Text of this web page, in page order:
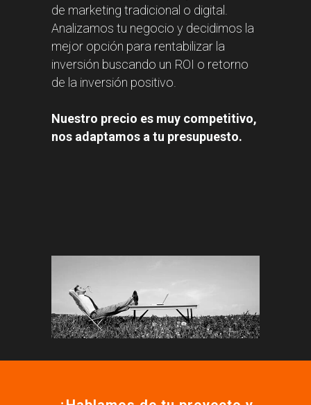
PUBLICIDAD EN INTERNET
Contamos con certificaciones,
en Google Ads y a través de
las redes sociales, potencia tu
+INFO
EMAIL MARKETING
Fideliza a tus clientes con
campañas de emailing
de marketing tradicional o digital.
Analizamos tu negocio y decidimos la
mejor opción para rentabilizar la
inversión buscando un ROI o retorno
de la inversión positivo.
Nuestro precio es muy competitivo,
nos adaptamos a tu presupuesto.